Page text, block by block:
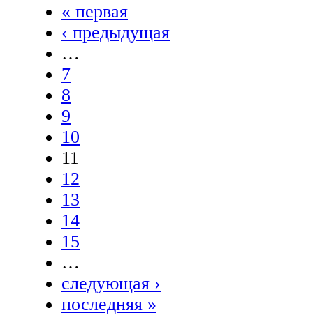
« первая
‹ предыдущая
…
7
8
9
10
11
12
13
14
15
…
следующая ›
последняя »